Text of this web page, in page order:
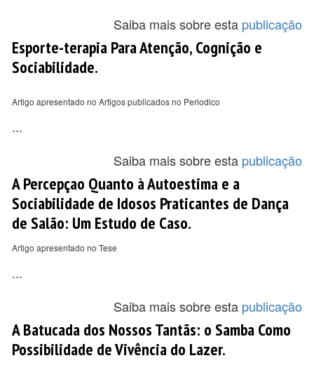
Saiba mais sobre esta publicação
Esporte-terapia Para Atenção, Cognição e
Sociabilidade.
Artigo apresentado no Artigos publicados no Periodico
...
Saiba mais sobre esta publicação
A Percepçao Quanto à Autoestima e a
Sociabilidade de Idosos Praticantes de Dança
de Salão: Um Estudo de Caso.
Artigo apresentado no Tese
...
Saiba mais sobre esta publicação
A Batucada dos Nossos Tantãs: o Samba Como
Possibilidade de Vivência do Lazer.